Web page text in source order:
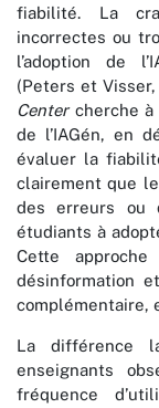
fiabilité. La
incorrectes ou
l’adoption de
(Peters et
Centercherche à
de l’IAGén, en
évaluer la
clairement que
des erreurs ou
étudiants à
Cette
désinformation
complémentaire,
La différence
enseignants
fréquence